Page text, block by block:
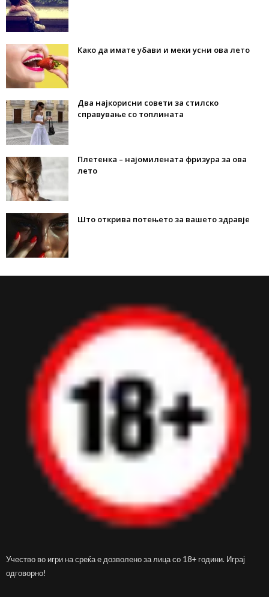
Како да имате убави и меки усни ова лето
Два најкорисни совети за стилско
справување со топлината
Плетенка – најомилената фризура за ова
лето
Што открива потењето за вашето здравје
Учество во игри на среќа е дозволено за лица со 18+ години. Играј
одговорно!